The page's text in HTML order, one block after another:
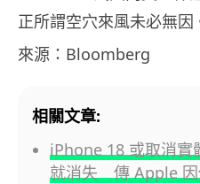
正所謂空穴來風未必無因
來源：Bloomberg
相關文章:
iPhone 18 或取消
就消失 傳 Apple 因